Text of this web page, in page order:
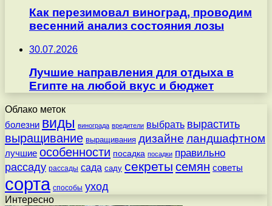
Как перезимовал виноград, проводим
весенний анализ состояния лозы
30.07.2026
Лучшие направления для отдыха в
Египте на любой вкус и бюджет
Облако меток
болезни виды винограда вредители выбрать вырастить
выращивание выращивания дизайне ландшафтном
лучшие особенности посадка посадки правильно
рассаду рассады сада саду секреты семян советы
сорта способы уход
Интересно